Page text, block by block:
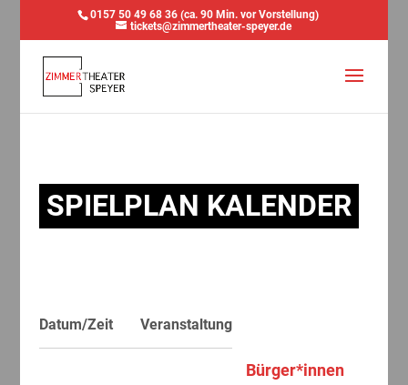
0157 50 49 68 36 (ca. 90 Min. vor Vorstellung)
tickets@zimmertheater-speyer.de
SPIELPLAN KALENDER
Datum/Zeit Veranstaltung
Bürger*innen